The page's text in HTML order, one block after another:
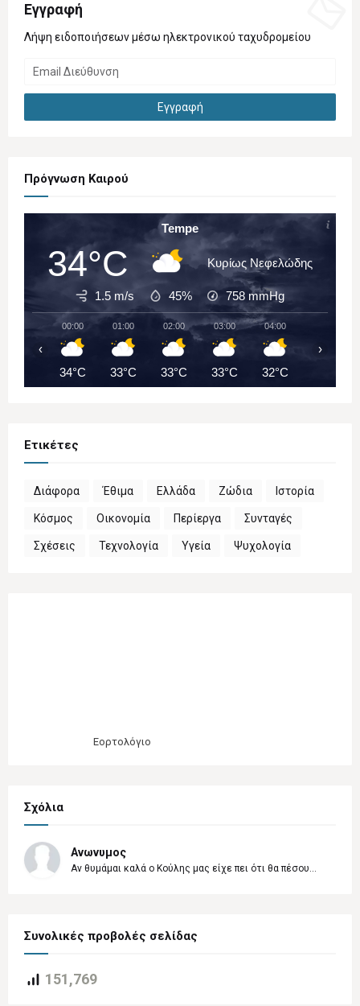
Εγγραφή
Λήψη ειδοποιήσεων μέσω ηλεκτρονικού ταχυδρομείου
Πρόγνωση Καιρού
Tempe
34°C Κυρίως Νεφελώδης
1.5 m/s 45% 758 mmHg
00:00
34°C
01:00
33°C
02:00
33°C
03:00
33°C
04:00
32°C
‹ ›
Ετικέτες
Διάφορα Έθιμα Ελλάδα Ζώδια Ιστορία
Κόσμος Οικονομία Περίεργα Συνταγές
Σχέσεις Τεχνολογία Υγεία Ψυχολογία
Εορτολόγιο
Σχόλια
Ανωνυμος
Αν θυμάμαι καλά ο Κούλης μας είχε πει ότι θα πέσου...
Συνολικές προβολές σελίδας
151,769